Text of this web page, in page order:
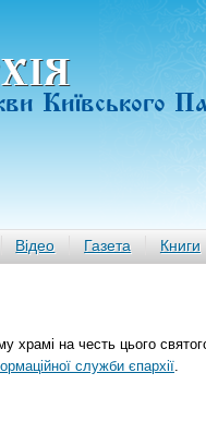
Київського
Відео Газета Книги
на честь цього
служби єпархії.